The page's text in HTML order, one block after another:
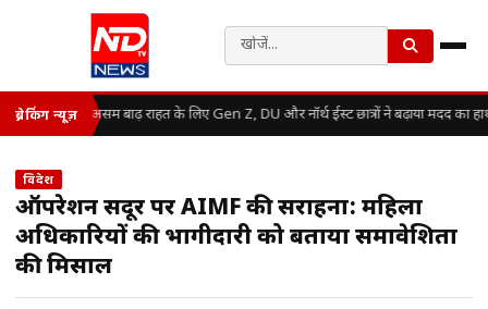
ब्रेकिंग न्यूज़ असम बाढ़ राहत के लिए Gen Z, DU और नॉर्थ ईस्ट छात्रों ने बढ़ाया मदद का
विदेश
ऑपरेशन सिंदूर पर AIMF की सराहना: महिला
अधिकारियों की भागीदारी को बताया समावेशिता
की मिसाल